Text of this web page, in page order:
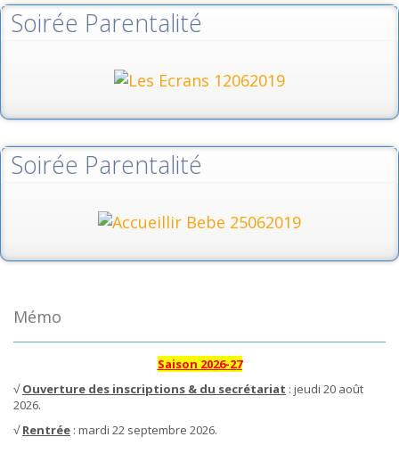
Soirée Parentalité
Soirée Parentalité
Mémo
Saison 2026-27
√Ouverture des inscriptions & du secrétariat : jeudi 20 août
2026.
√Rentrée : mardi 22 septembre 2026.